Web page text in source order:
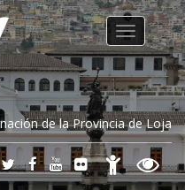
de la Provincia de Loja
Toggle
navigation